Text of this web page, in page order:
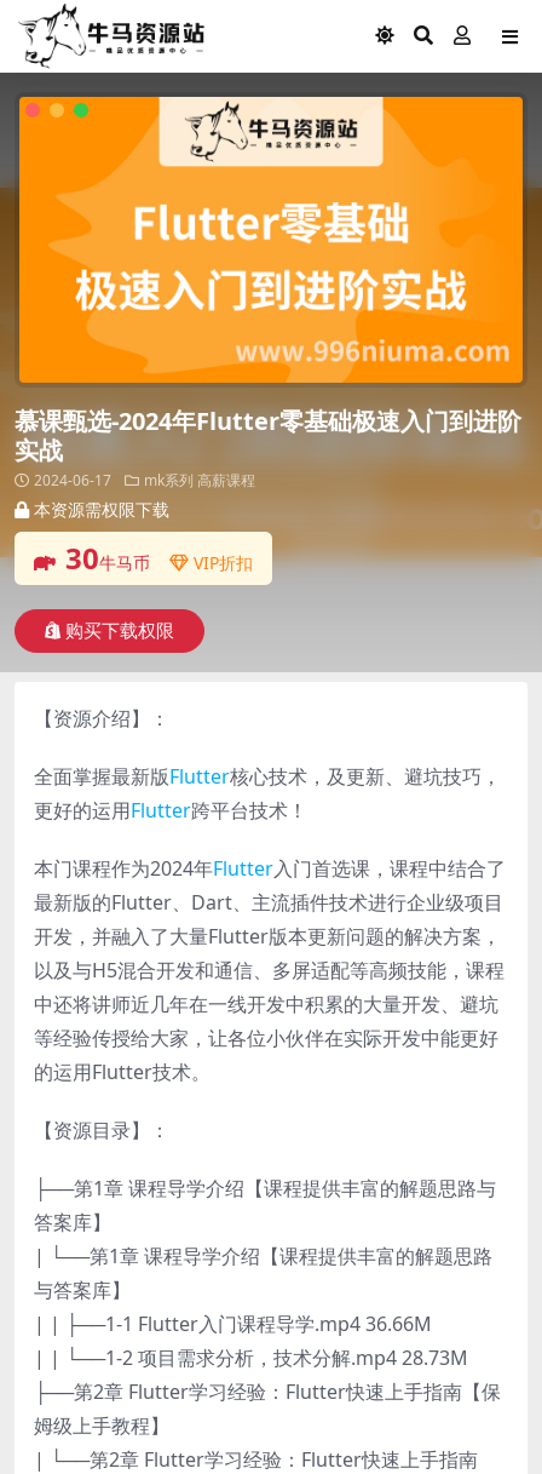
慕课甄选-2024年Flutter零基础极速入门到进阶
实战
2024-06-17 mk系列 高薪课程
本资源需权限下载
30牛马币 VIP折扣
购买下载权限
【资源介绍】：
全面掌握最新版Flutter核心技术，及更新、避坑技巧，
更好的运用Flutter跨平台技术！
本门课程作为2024年Flutter入门首选课，课程中结合了
最新版的Flutter、Dart、主流插件技术进行企业级项目
开发，并融入了大量Flutter版本更新问题的解决方案，
以及与H5混合开发和通信、多屏适配等高频技能，课程
中还将讲师近几年在一线开发中积累的大量开发、避坑
等经验传授给大家，让各位小伙伴在实际开发中能更好
的运用Flutter技术。
【资源目录】：
├──第1章 课程导学介绍【课程提供丰富的解题思路与
答案库】
| └──第1章 课程导学介绍【课程提供丰富的解题思路
与答案库】
| | ├──1-1 Flutter入门课程导学.mp4 36.66M
| | └──1-2 项目需求分析，技术分解.mp4 28.73M
├──第2章 Flutter学习经验：Flutter快速上手指南【保
姆级上手教程】
| └──第2章 Flutter学习经验：Flutter快速上手指南